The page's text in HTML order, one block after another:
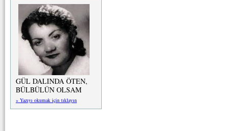
GÜL DALINDA ÖTEN,
BÜLBÜLÜN OLSAM
» Yazıyı okumak için tıklayın